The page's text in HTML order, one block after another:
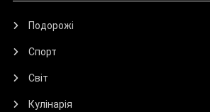
Подорожі
Спорт
Світ
Кулінарія